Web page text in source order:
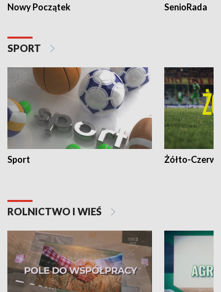
Nowy Początek SenioRada
SPORT
Sport Żółto-
ROLNICTWO I WIEŚ